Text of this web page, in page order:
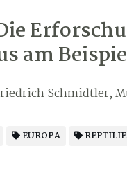
am
Schmidtler,
EUROPA